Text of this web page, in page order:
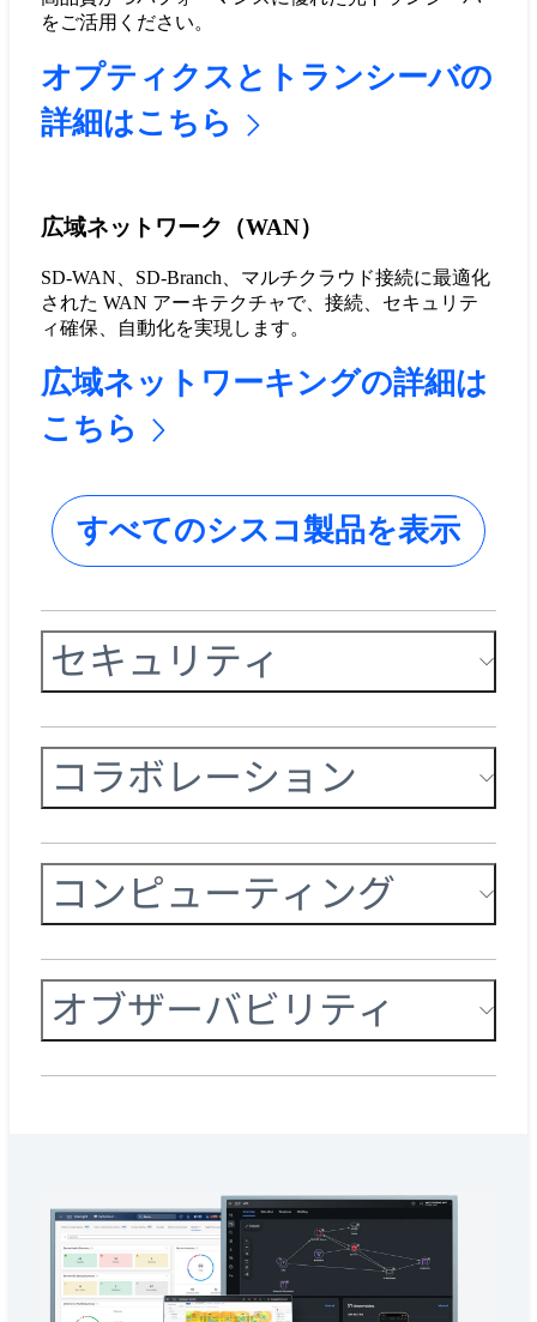
をご活用ください。
オプティクスとトランシーバの
詳細はこちら
広域ネットワーク（WAN）
SD-WAN、SD-Branch、マルチクラウド接続に最適化
された WAN アーキテクチャで、接続、セキュリテ
ィ確保、自動化を実現します。
広域ネットワーキングの詳細は
こちら
すべてのシスコ製品を表示
セキュリティ
コラボレーション
コンピューティング
オブザーバビリティ